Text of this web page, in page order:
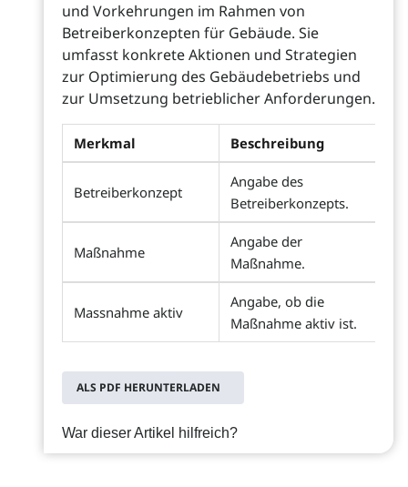
und Vorkehrungen im Rahmen von
Betreiberkonzepten für Gebäude. Sie
umfasst konkrete Aktionen und Strategien
zur Optimierung des Gebäudebetriebs und
zur Umsetzung betrieblicher Anforderungen.
Merkmal Beschreibung
Betreiberkonzept
Angabe des
Betreiberkonzepts.
Maßnahme
Angabe der
Maßnahme.
Massnahme aktiv
Angabe, ob die
Maßnahme aktiv ist.
ALS PDF HERUNTERLADEN
War dieser Artikel hilfreich?